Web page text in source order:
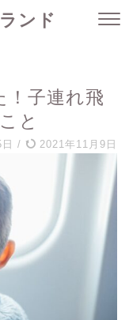
ンド
！子連れ飛
と
/ 2021年11月9日